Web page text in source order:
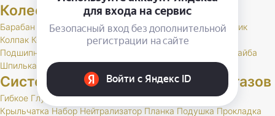
Колеса и шины
Барабан Брызговик Буфер Гайка Держатель Диск Золотник
Колпак Колпачок Кольцо Кронштейн Маслоотражатель
Подшипник
Шайба
Шпилька
Штуцер
Система выпуска отработавших газов
Гибкое Глушитель Клапан Кольцо Комплект Кронштейн
Крыльчатка Набор Нейтрализатор Планка Подушка Прокладка